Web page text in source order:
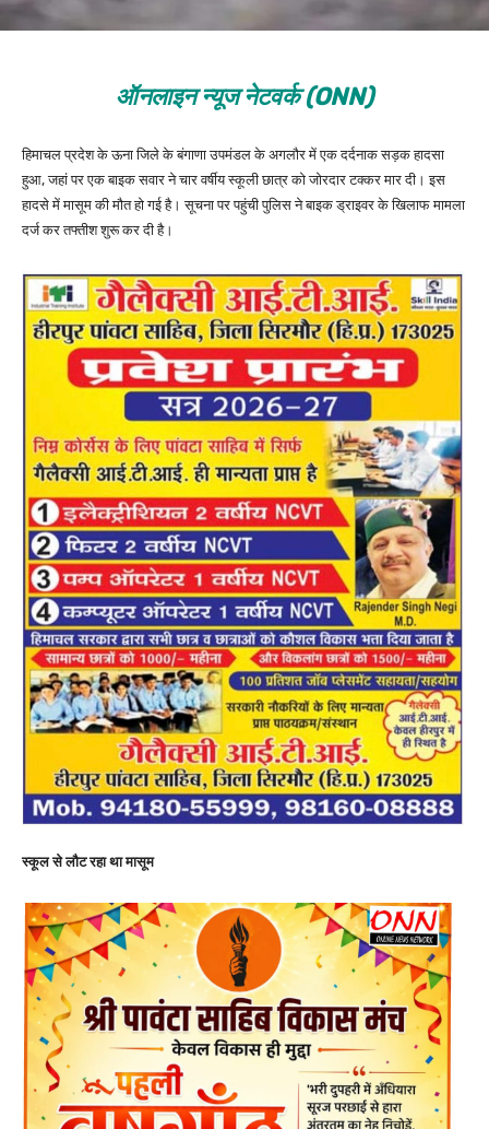
ऑनलाइन न्यूज नेटवर्क (ONN)
हिमाचल प्रदेश के ऊना जिले के बंगाणा उपमंडल के अगलौर में एक दर्दनाक सड़क हादसा
हुआ, जहां पर एक बाइक सवार ने चार वर्षीय स्कूली छात्र को जोरदार टक्कर मार दी। इस
हादसे में मासूम की मौत हो गई है। सूचना पर पहुंची पुलिस ने बाइक ड्राइवर के खिलाफ मामला
दर्ज कर तफ्तीश शुरू कर दी है।
स्कूल से लौट रहा था मासूम